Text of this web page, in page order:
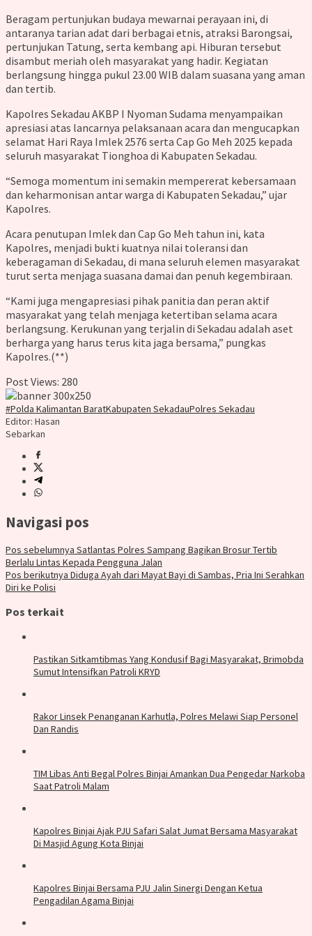
Beragam pertunjukan budaya mewarnai perayaan ini, di
antaranya tarian adat dari berbagai etnis, atraksi Barongsai,
pertunjukan Tatung, serta kembang api. Hiburan tersebut
disambut meriah oleh masyarakat yang hadir. Kegiatan
berlangsung hingga pukul 23.00 WIB dalam suasana yang aman
dan tertib.
Kapolres Sekadau AKBP I Nyoman Sudama menyampaikan
apresiasi atas lancarnya pelaksanaan acara dan mengucapkan
selamat Hari Raya Imlek 2576 serta Cap Go Meh 2025 kepada
seluruh masyarakat Tionghoa di Kabupaten Sekadau.
“Semoga momentum ini semakin mempererat kebersamaan
dan keharmonisan antar warga di Kabupaten Sekadau,” ujar
Kapolres.
Acara penutupan Imlek dan Cap Go Meh tahun ini, kata
Kapolres, menjadi bukti kuatnya nilai toleransi dan
keberagaman di Sekadau, di mana seluruh elemen masyarakat
turut serta menjaga suasana damai dan penuh kegembiraan.
“Kami juga mengapresiasi pihak panitia dan peran aktif
masyarakat yang telah menjaga ketertiban selama acara
berlangsung. Kerukunan yang terjalin di Sekadau adalah aset
berharga yang harus terus kita jaga bersama,” pungkas
Kapolres.(**)
Post Views: 280
#Polda Kalimantan BaratKabupaten SekadauPolres Sekadau
Editor: Hasan
Sebarkan
Navigasi pos
Pos sebelumnya Satlantas Polres Sampang Bagikan Brosur Tertib
Berlalu Lintas Kepada Pengguna Jalan
Pos berikutnya Diduga Ayah dari Mayat Bayi di Sambas, Pria Ini Serahkan
Diri ke Polisi
Pos terkait
Pastikan Sitkamtibmas Yang Kondusif Bagi Masyarakat, Brimobda
Sumut Intensifkan Patroli KRYD
Rakor Linsek Penanganan Karhutla, Polres Melawi Siap Personel
Dan Randis
TIM Libas Anti Begal Polres Binjai Amankan Dua Pengedar Narkoba
Saat Patroli Malam
Kapolres Binjai Ajak PJU Safari Salat Jumat Bersama Masyarakat
Di Masjid Agung Kota Binjai
Kapolres Binjai Bersama PJU Jalin Sinergi Dengan Ketua
Pengadilan Agama Binjai